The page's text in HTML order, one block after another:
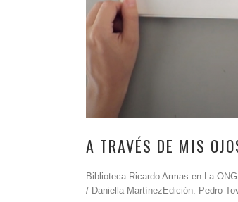
A TRAVÉS DE MIS
Biblioteca Ricardo Armas en La
/ Daniella MartínezEdición: Pedro